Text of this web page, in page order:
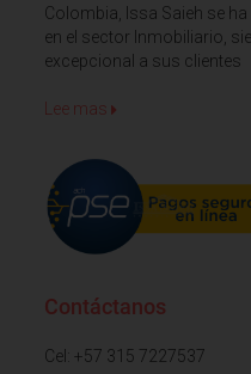
Colombia, Issa Saieh se
en el sector Inmobiliario,
excepcional a sus clientes
Lee mas
Contáctanos
Cel: +57 315 7227537